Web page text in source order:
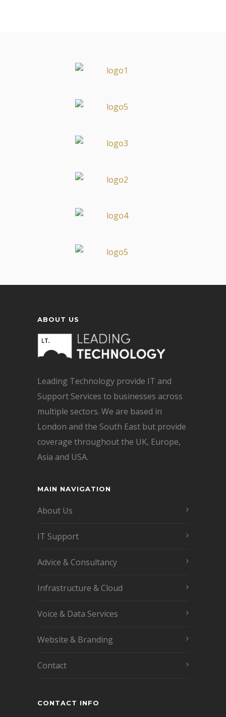
ABOUT US
Leading Technology provide IT and
Support Services to businesses across
multiple sectors. We are based in
London and the South East but provide
coverage throughout the UK, Europe,
Asia and USA.
MAIN NAVIGATION
About Us
IT Support
Advice & Consultancy
Infrastructure & Cloud
Voice & Data Services
Website & Branding
Contact
CONTACT INFO